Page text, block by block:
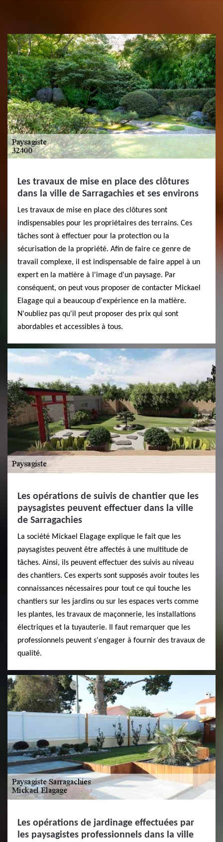
Les travaux de mise en place des clôtures
dans la ville de Sarragachies et ses environs
Les travaux de mise en place des clôtures sont
indispensables pour les propriétaires des terrains. Ces
tâches sont à effectuer pour la protection ou la
sécurisation de la propriété. Afin de faire ce genre de
travail complexe, il est indispensable de faire appel à un
expert en la matière à l'image d'un paysage. Par
conséquent, on peut vous proposer de contacter Mickael
Elagage qui a beaucoup d'expérience en la matière.
N'oubliez pas qu'il peut proposer des prix qui sont
abordables et accessibles à tous.
Les opérations de suivis de chantier que les
paysagistes peuvent effectuer dans la ville
de Sarragachies
La société Mickael Elagage explique le fait que les
paysagistes peuvent être affectés à une multitude de
tâches. Ainsi, ils peuvent effectuer des suivis au niveau
des chantiers. Ces experts sont supposés avoir toutes les
connaissances nécessaires pour tout ce qui touche les
chantiers sur les jardins ou sur les espaces verts comme
les plantes, les travaux de maçonnerie, les installations
électriques et la tuyauterie. Il faut remarquer que les
professionnels peuvent s'engager à fournir des travaux de
qualité.
Les opérations de jardinage effectuées par
les paysagistes professionnels dans la ville